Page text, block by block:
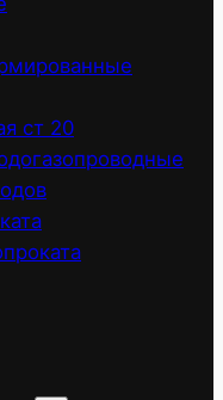
ст 20